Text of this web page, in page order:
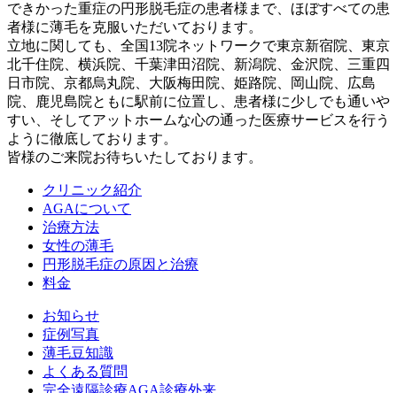
できかった重症の円形脱毛症の患者様まで、ほぼすべての患
者様に薄毛を克服いただいております。
立地に関しても、全国13院ネットワークで東京新宿院、東京
北千住院、横浜院、千葉津田沼院、新潟院、金沢院、三重四
日市院、京都烏丸院、大阪梅田院、姫路院、岡山院、広島
院、鹿児島院ともに駅前に位置し、患者様に少しでも通いや
すい、そしてアットホームな心の通った医療サービスを行う
ように徹底しております。
皆様のご来院お待ちいたしております。
クリニック紹介
AGAについて
治療方法
女性の薄毛
円形脱毛症の原因と治療
料金
お知らせ
症例写真
薄毛豆知識
よくある質問